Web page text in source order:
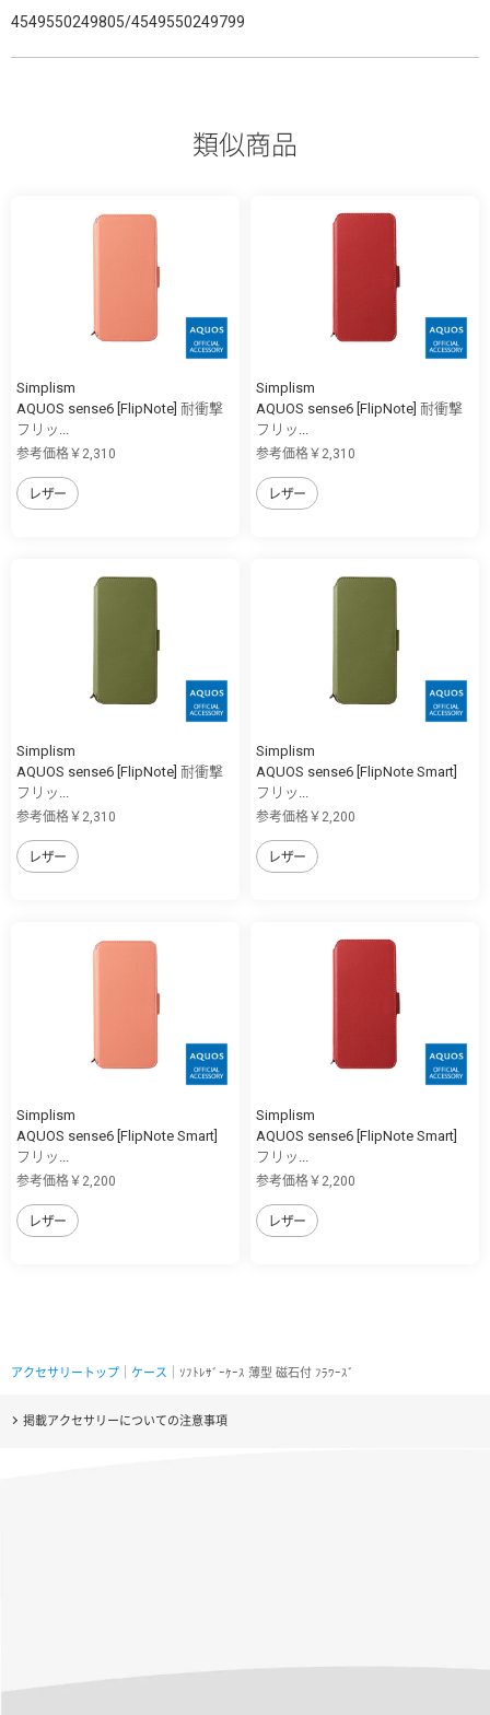
4549550249805/4549550249799
類似商品
Simplism
AQUOS sense6 [FlipNote] 耐衝撃
フリッ...
参考価格￥2,310
レザー
Simplism
AQUOS sense6 [FlipNote] 耐衝撃
フリッ...
参考価格￥2,310
レザー
Simplism
AQUOS sense6 [FlipNote] 耐衝撃
フリッ...
参考価格￥2,310
レザー
Simplism
AQUOS sense6 [FlipNote Smart]
フリッ...
参考価格￥2,200
レザー
Simplism
AQUOS sense6 [FlipNote Smart]
フリッ...
参考価格￥2,200
レザー
Simplism
AQUOS sense6 [FlipNote Smart]
フリッ...
参考価格￥2,200
レザー
アクセサリートップ ケース ｜ｿﾌﾄﾚｻﾞｰｹｰｽ 薄型 磁石付 ﾌﾗﾜｰｽﾞ
掲載アクセサリーについての注意事項